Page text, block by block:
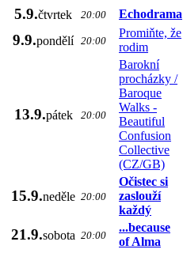
5.9.čtvrtek 20:00 Echodrama
9.9.pondělí 20:00
Promiňte, že
rodim
13.9.pátek 20:00
Barokní
procházky /
Baroque
Walks -
Beautiful
Confusion
Collective
(CZ/GB)
15.9.neděle 20:00
Očistec si
zaslouží
každý
21.9.sobota 20:00
...because
of Alma